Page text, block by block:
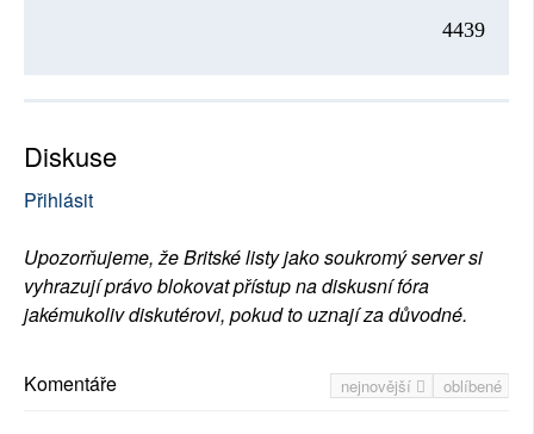
4439
Diskuse
Přihlásit
Upozorňujeme, že Britské listy jako soukromý server si
vyhrazují právo blokovat přístup na diskusní fóra
jakémukoliv diskutérovi, pokud to uznají za důvodné.
nejnovější oblíbené
Komentáře